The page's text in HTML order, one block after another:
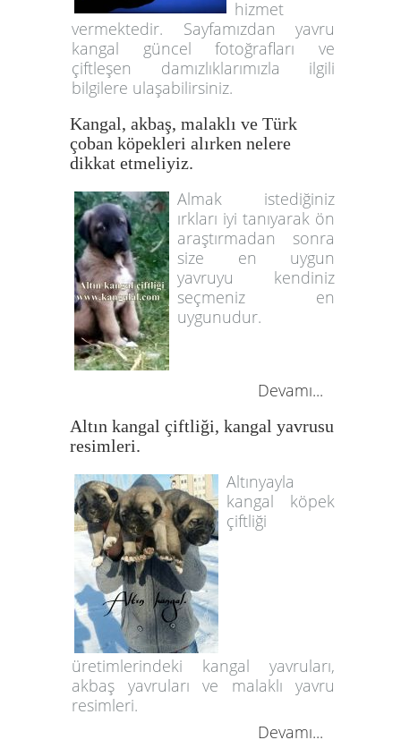
hizmet
vermektedir. Sayfamızdan yavru
kangal güncel fotoğrafları ve
çiftleşen damızlıklarımızla ilgili
bilgilere ulaşabilirsiniz.
Kangal, akbaş, malaklı ve Türk
çoban köpekleri alırken nelere
dikkat etmeliyiz.
Almak istediğiniz
ırkları iyi tanıyarak ön
araştırmadan sonra
size en uygun
yavruyu kendiniz
seçmeniz en
uygunudur.
Devamı...
Altın kangal çiftliği, kangal yavrusu
resimleri.
Altınyayla
kangal köpek
çiftliği
üretimlerindeki kangal yavruları,
akbaş yavruları ve malaklı yavru
resimleri.
Devamı...